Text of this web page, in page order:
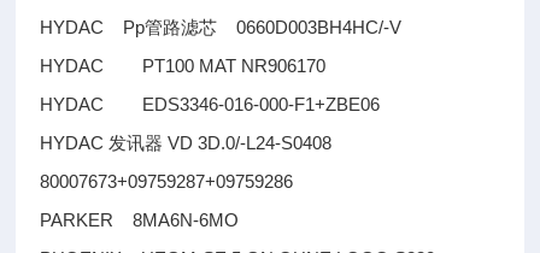
HYDAC Pp管路滤芯 0660D003BH4HC/-V
HYDAC PT100 MAT NR906170
HYDAC EDS3346-016-000-F1+ZBE06
HYDAC 发讯器 VD 3D.0/-L24-S0408
80007673+09759287+09759286
PARKER 8MA6N-6MO